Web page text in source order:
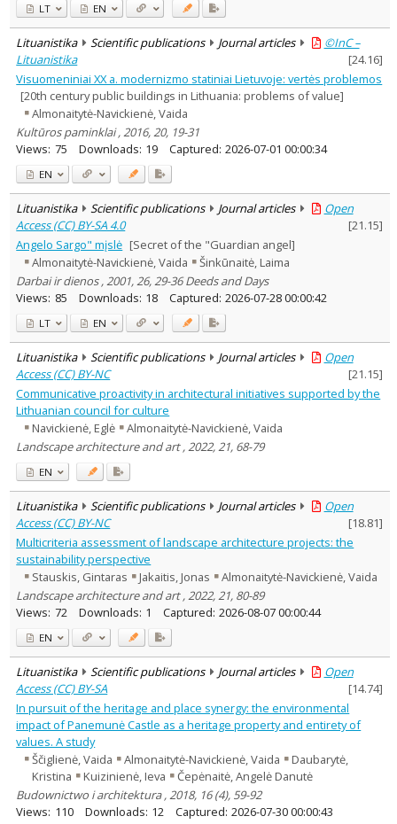
LT EN
Lituanistika Scientific publications Journal articles
©InC –
Lituanistika
[24.16]
Visuomeniniai XX a. modernizmo statiniai Lietuvoje: vertės problemos
[20th century public buildings in Lithuania: problems of value]
Almonaitytė-Navickienė, Vaida
Kultūros paminklai , 2016, 20, 19-31
Views: 75 Downloads: 19 Captured: 2026-07-01 00:00:34
EN
Lituanistika Scientific publications Journal articles
Open
Access (CC) BY-SA 4.0
[21.15]
Angelo Sargo" mįslė [Secret of the "Guardian angel]
Almonaitytė-Navickienė, Vaida
Šinkūnaitė, Laima
Darbai ir dienos , 2001, 26, 29-36 Deeds and Days
Views: 85 Downloads: 18 Captured: 2026-07-28 00:00:42
LT EN
Lituanistika Scientific publications Journal articles
Open
Access (CC) BY-NC
[21.15]
Communicative proactivity in architectural initiatives supported by the
Lithuanian council for culture
Navickienė, Eglė
Almonaitytė-Navickienė, Vaida
Landscape architecture and art , 2022, 21, 68-79
EN
Lituanistika Scientific publications Journal articles
Open
Access (CC) BY-NC
[18.81]
Multicriteria assessment of landscape architecture projects: the
sustainability perspective
Stauskis, Gintaras
Jakaitis, Jonas
Almonaitytė-Navickienė, Vaida
Landscape architecture and art , 2022, 21, 80-89
Views: 72 Downloads: 1 Captured: 2026-08-07 00:00:44
EN
Lituanistika Scientific publications Journal articles
Open
Access (CC) BY-SA
[14.74]
In pursuit of the heritage and place synergy: the environmental
impact of Panemunė Castle as a heritage property and entirety of
values. A study
Ščiglienė, Vaida
Almonaitytė-Navickienė, Vaida
Daubarytė,
Kristina
Kuizinienė, Ieva
Čepėnaitė, Angelė Danutė
Budownictwo i architektura , 2018, 16 (4), 59-92
Views: 110 Downloads: 12 Captured: 2026-07-30 00:00:43